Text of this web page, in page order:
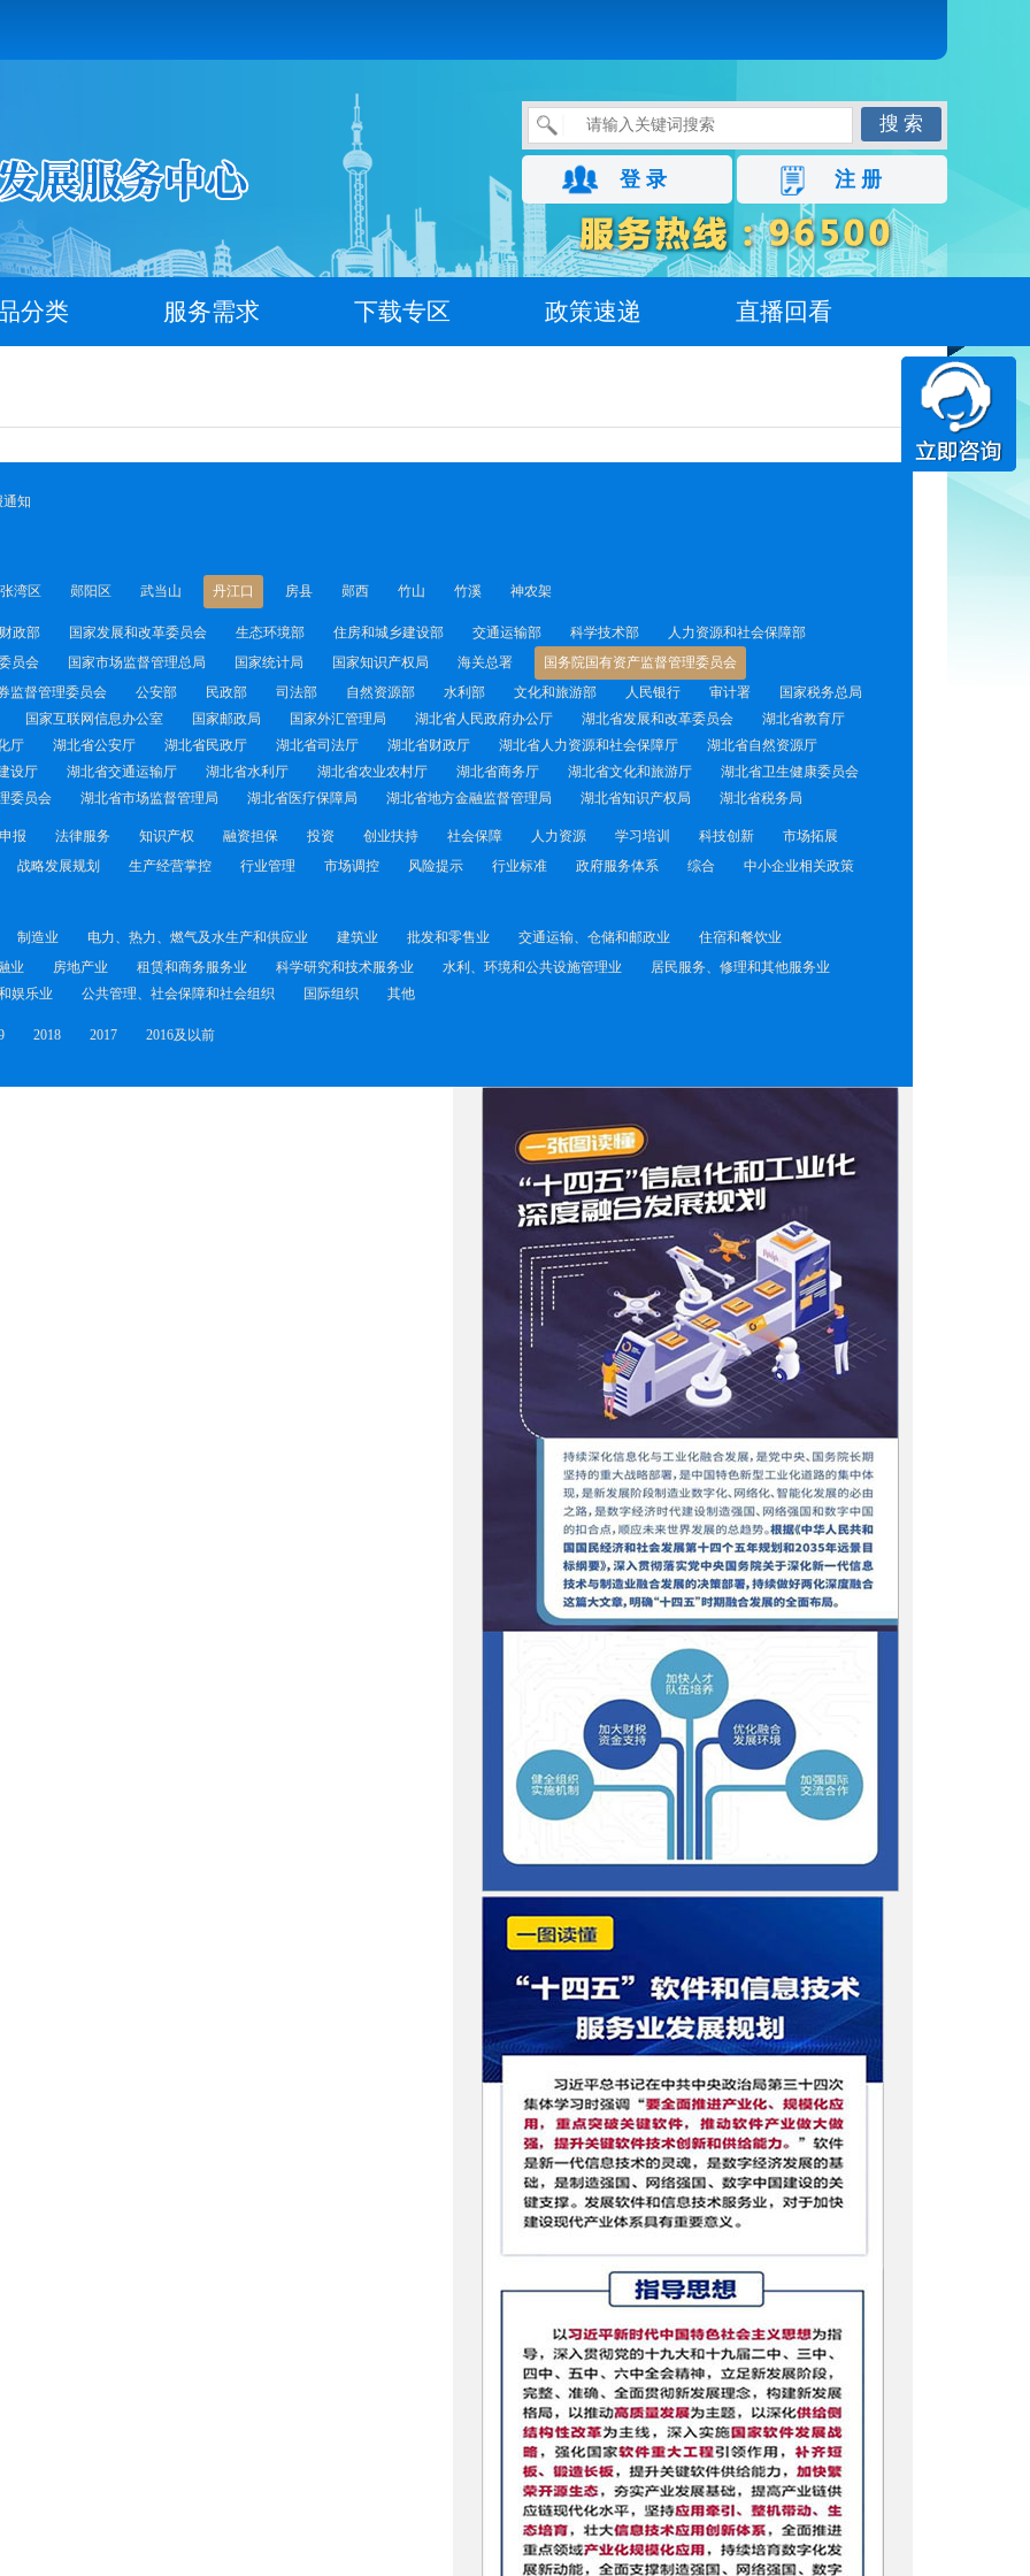
搜 索
登 录 注 册
分类 服务需求 下载专区 政策速递 直播回看
通知
张湾区 郧阳区 武当山 丹江口 房县 郧西 竹山 竹溪 神农架
财政部 国家发展和改革委员会 生态环境部 住房和城乡建设部 交通运输部 科学技术部
人力资源和社会保障部
员会 国家市场监督管理总局 国家统计局 国家知识产权局 海关总署
国务院国有资产监督管理委员会
监督管理委员会 公安部 民政部 司法部 自然资源部 水利部 文化和旅游部 人民银行 审计署
国家税务总局
国家互联网信息办公室 国家邮政局 国家外汇管理局 湖北省人民政府办公厅 湖北省发展和改革委员会
湖北省教育厅
厅 湖北省公安厅 湖北省民政厅 湖北省司法厅 湖北省财政厅 湖北省人力资源和社会保障厅
湖北省自然资源厅
设厅 湖北省交通运输厅 湖北省水利厅 湖北省农业农村厅 湖北省商务厅 湖北省文化和旅游厅
湖北省卫生健康委员会
委员会 湖北省市场监督管理局 湖北省医疗保障局 湖北省地方金融监督管理局 湖北省知识产权局 湖北省税务局
报 法律服务 知识产权 融资担保 投资 创业扶持 社会保障 人力资源 学习培训 科技创新
市场拓展
战略发展规划 生产经营掌控 行业管理 市场调控 风险提示 行业标准 政府服务体系 综合
中小企业相关政策
制造业 电力、热力、燃气及水生产和供应业 建筑业 批发和零售业 交通运输、仓储和邮政业
住宿和餐饮业
业 房地产业 租赁和商务服务业 科学研究和技术服务业 水利、环境和公共设施管理业
居民服务、修理和其他服务业
娱乐业 公共管理、社会保障和社会组织 国际组织 其他
2018 2017 2016及以前